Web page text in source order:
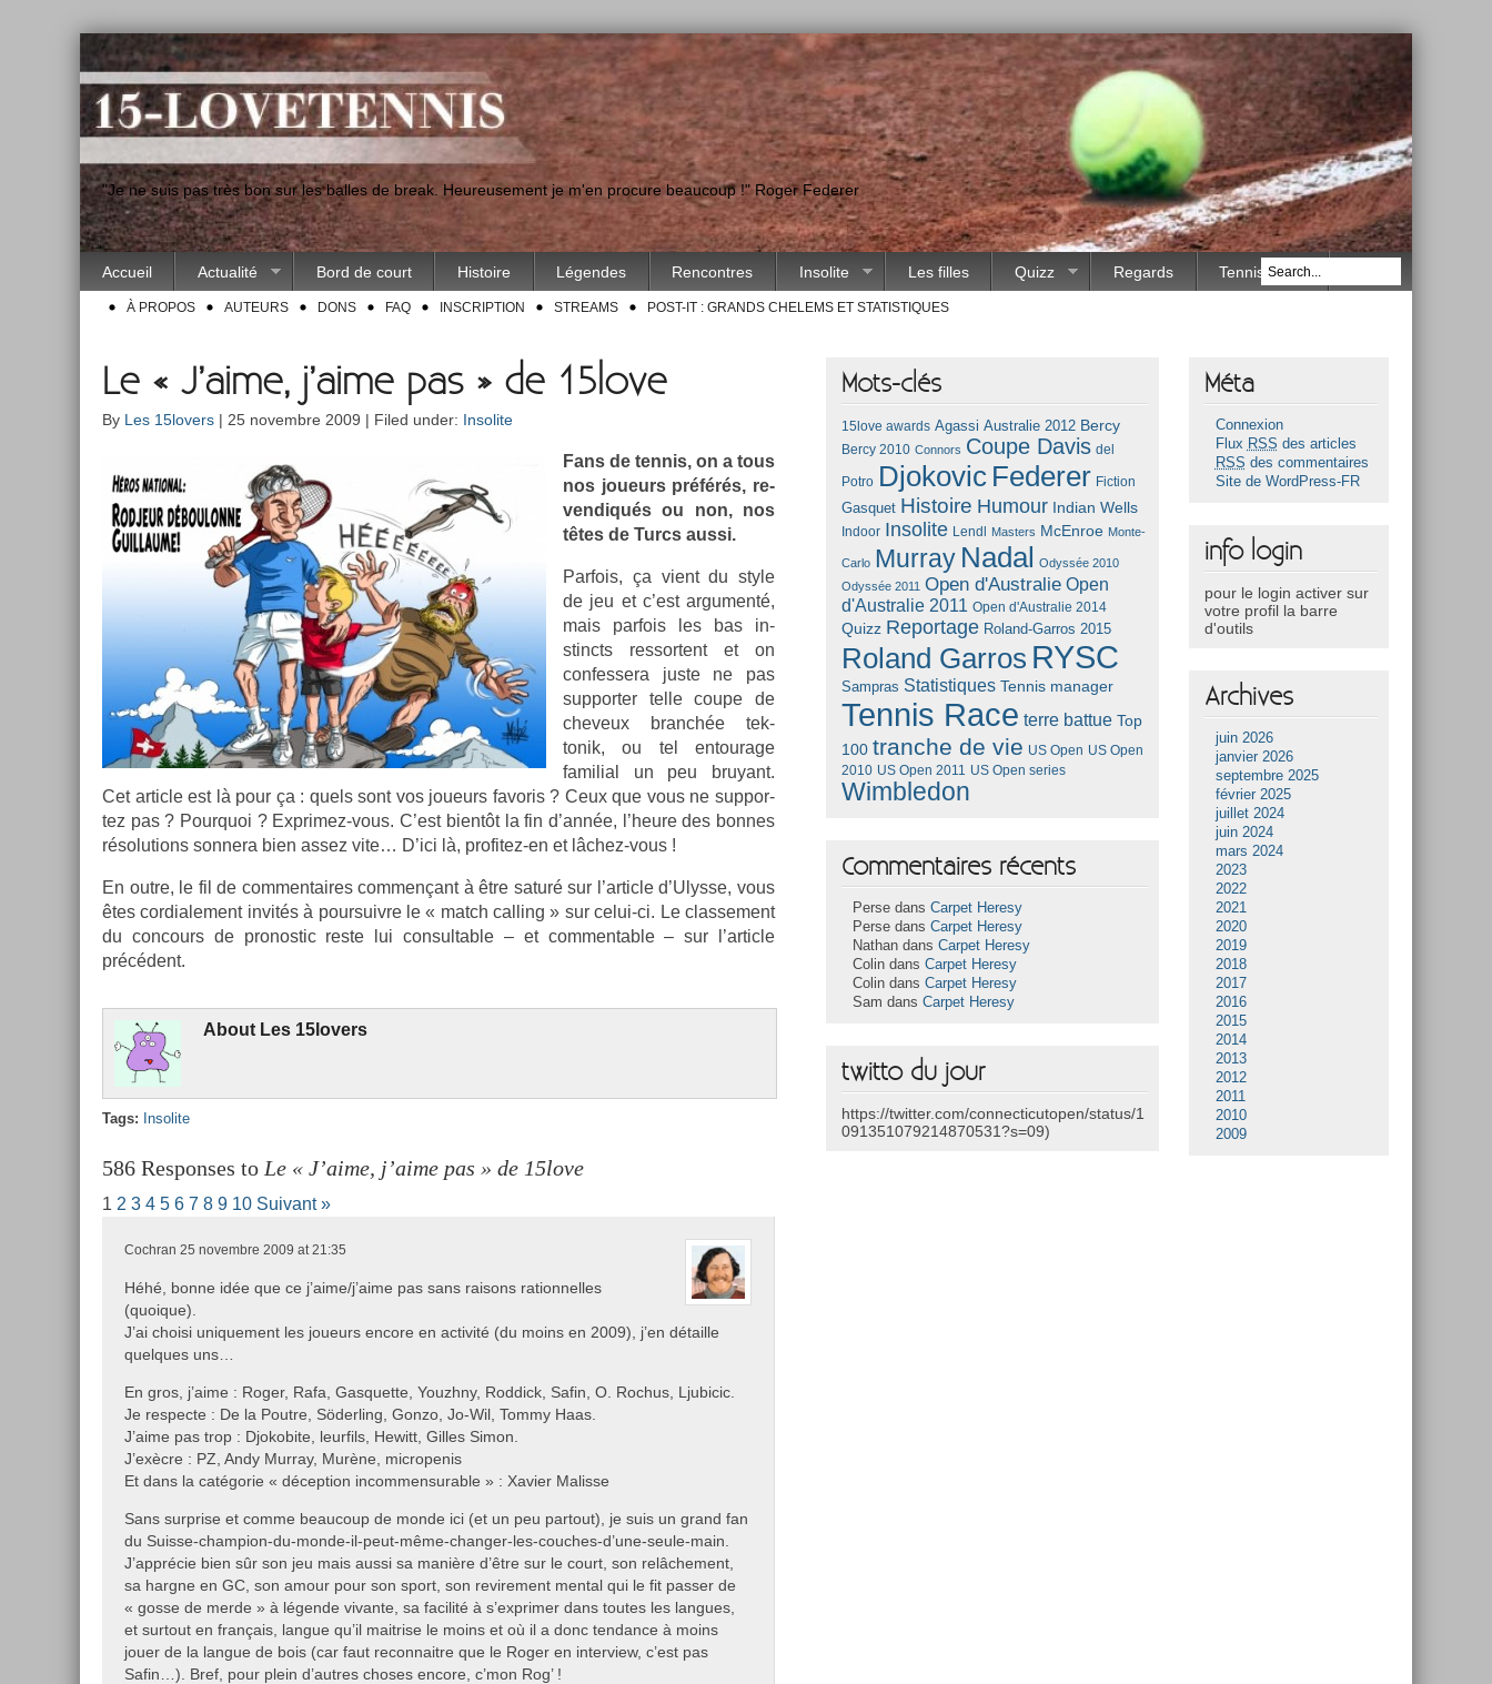
"Je ne suis pas très bon sur les balles de break. Heureusement je m'en procure beaucoup !" Roger Federer
Accueil Actualité Bord de court Histoire Légendes Rencontres Insolite Les filles Quizz Regards Tennis Race
À PROPOS AUTEURS DONS FAQ INSCRIPTION STREAMS POST-IT : GRANDS CHELEMS ET STATISTIQUES
Le « J’aime, j’aime pas » de 15love
By Les 15lovers | 25 novembre 2009 | Filed under: Insolite
Fans de ten­nis, on a tous
nos joueurs préférés, re­
ven­diqués ou non, nos
têtes de Turcs aussi.
Par­fois, ça vient du style
de jeu et c’est ar­gu­menté,
mais par­fois les bas in­
stincts re­ssor­tent et on
con­fes­sera juste ne pas
sup­port­er telle coupe de
cheveux branchée tek­
tonik, ou tel en­tourage
famili­al un peu bruyant.
Cet ar­ticle est là pour ça : quels sont vos joueurs favoris ? Ceux que vous ne sup­por­
tez pas ? Pour­quoi ? Exprimez-vous. C’est bientôt la fin d’année, l’heure des bon­nes
résolu­tions son­nera bien assez vite… D’ici là, profitez-en et lâchez-vous !
En outre, le fil de com­men­taires com­men­çant à être saturé sur l’ar­ticle d’Ulys­se, vous
êtes cor­diale­ment invités à pour­suiv­re le « match call­ing » sur celui-ci. Le clas­se­ment
du con­cours de pro­nos­tic reste lui con­sult­able – et com­ment­able – sur l’ar­ticle
précédent.
About Les 15lovers
Tags: In­solite
586 Responses to Le « J’aime, j’aime pas » de 15love
1 2 3 4 5 6 7 8 9 10 Suivant »
Cochran 25 novembre 2009 at 21:35
Héhé, bonne idée que ce j’aime/j’aime pas sans raisons rationnelles
(quoique).
J’ai choisi uniquement les joueurs encore en activité (du moins en 2009), j’en détaille
quelques uns…
En gros, j’aime : Roger, Rafa, Gasquette, Youzhny, Roddick, Safin, O. Rochus, Ljubicic.
Je respecte : De la Poutre, Söderling, Gonzo, Jo-Wil, Tommy Haas.
J’aime pas trop : Djokobite, leurfils, Hewitt, Gilles Simon.
J’exècre : PZ, Andy Murray, Murène, micropenis
Et dans la catégorie « déception incommensurable » : Xavier Malisse
Sans surprise et comme beaucoup de monde ici (et un peu partout), je suis un grand fan
du Suisse-champion-du-monde-il-peut-même-changer-les-couches-d’une-seule-main.
J’apprécie bien sûr son jeu mais aussi sa manière d’être sur le court, son relâchement,
sa hargne en GC, son amour pour son sport, son revirement mental qui le fit passer de
« gosse de merde » à légende vivante, sa facilité à s’exprimer dans toutes les langues,
et surtout en français, langue qu’il maitrise le moins et où il a donc tendance à moins
jouer de la langue de bois (car faut reconnaitre que le Roger en interview, c’est pas
Safin…). Bref, pour plein d’autres choses encore, c’mon Rog’ !
Mots-clés
15love awards Agassi Australie 2012 Bercy
Bercy 2010 Connors Coupe Davis del
Potro Djokovic Federer Fiction
Gasquet Histoire Humour Indian Wells
Indoor Insolite Lendl Masters McEnroe Monte-
Carlo Murray Nadal
Odyssée 2010
Odyssée 2011 Open d'Australie Open
d'Australie 2011 Open d'Australie 2014
Quizz Reportage Roland-Garros 2015
Roland Garros RYSC
Sampras Statistiques Tennis manager
Tennis Race terre battue Top
100 tranche de vie US Open US Open
2010 US Open 2011 US Open series
Wimbledon
Commentaires récents
Perse dansCarpet Heresy
Perse dansCarpet Heresy
Nathan dansCarpet Heresy
Colin dansCarpet Heresy
Colin dansCarpet Heresy
Sam dansCarpet Heresy
twitto du jour
https://twitter.com/connecticutopen/status/1
091351079214870531?s=09)
Méta
Connexion
Flux RSS des articles
RSS des commentaires
Site de WordPress-FR
info login
pour le login activer sur
votre profil la barre
d'outils
Archives
juin 2026
janvier 2026
septembre 2025
février 2025
juillet 2024
juin 2024
mars 2024
2023
2022
2021
2020
2019
2018
2017
2016
2015
2014
2013
2012
2011
2010
2009